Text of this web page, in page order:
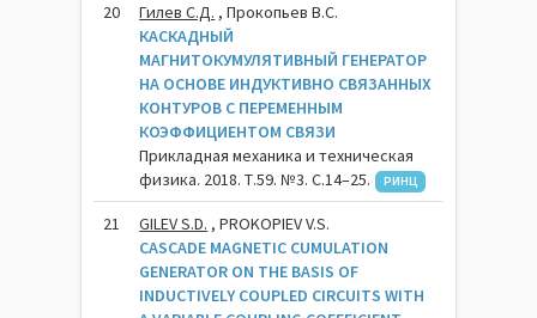
20 Гилев С.Д. , Прокопьев В.С.
КАСКАДНЫЙ
МАГНИТОКУМУЛЯТИВНЫЙ ГЕНЕРАТОР
НА ОСНОВЕ ИНДУКТИВНО СВЯЗАННЫХ
КОНТУРОВ С ПЕРЕМЕННЫМ
КОЭФФИЦИЕНТОМ СВЯЗИ
Прикладная механика и техническая
физика. 2018. Т.59. №3. С.14–25.
РИНЦ
21 GILEV S.D. , PROKOPIEV V.S.
CASCADE MAGNETIC CUMULATION
GENERATOR ON THE BASIS OF
INDUCTIVELY COUPLED CIRCUITS WITH